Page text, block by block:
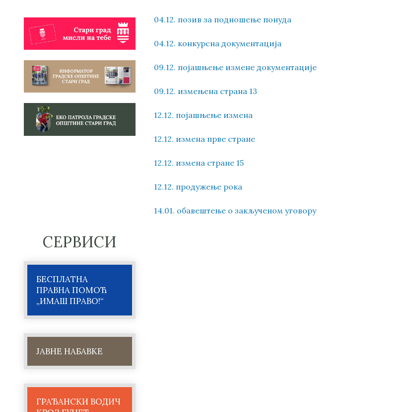
СЕРВИСИ
БЕСПЛАТНА
ПРАВНА ПОМОЋ
„ИМАШ ПРАВО!“
ЈАВНЕ НАБАВКЕ
ГРАЂАНСКИ ВОДИЧ
04.12. позив за подношење понуда
04.12. конкурсна документација
09.12. појашњење измене документације
09.12. измењена страна 13
12.12. појашњење измена
12.12. измена прве стране
12.12. измена стране 15
12.12. продужење рока
14.01. обавештење о закљученом уговору